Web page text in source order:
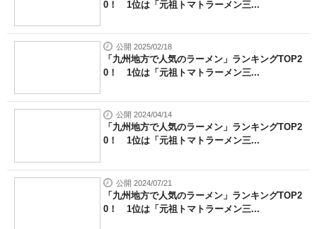
0！ 1位は「元祖トマトラーメン三...
公開 2025/02/18
「九州地方で人気のラーメン」ランキングTOP2
0！ 1位は「元祖トマトラーメン三...
公開 2024/04/14
「九州地方で人気のラーメン」ランキングTOP2
0！ 1位は「元祖トマトラーメン三...
公開 2024/07/21
「九州地方で人気のラーメン」ランキングTOP2
0！ 1位は「元祖トマトラーメン三...